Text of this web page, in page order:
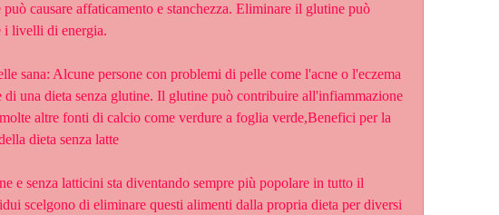
causare affaticamento e stanchezza. Eliminare il glutine può
i livelli di energia.
sana: Alcune persone con problemi di pelle come l'acne o l'eczema
di una dieta senza glutine. Il glutine può contribuire all'infiammazione
altre fonti di calcio come verdure a foglia verde,Benefici per la
dieta senza latte
e senza latticini sta diventando sempre più popolare in tutto il
scelgono di eliminare questi alimenti dalla propria dieta per diversi